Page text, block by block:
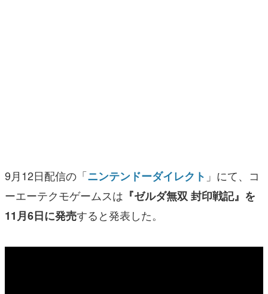
その他
電ファミニコゲーマーとは？
9月12日配信の「ニンテンドーダイレクト 」にて、コ
ーエーテクモゲームスは 『ゼルダ無双 封印戦記』を
11月6日に発売すると発表した。